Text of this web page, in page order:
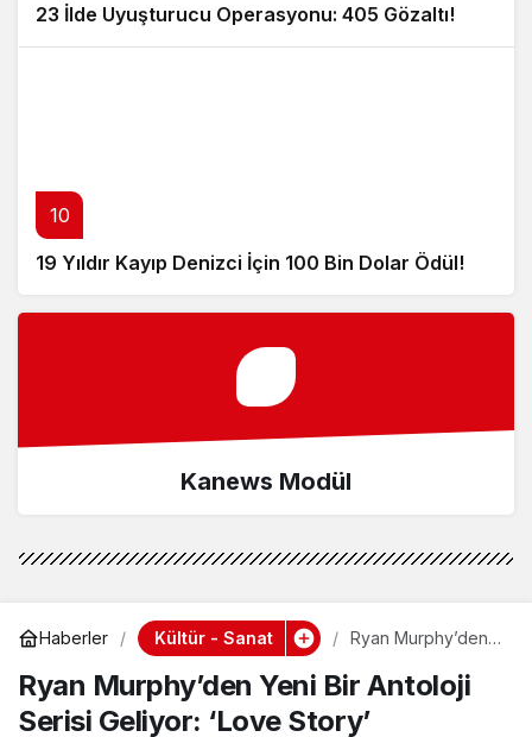
23 İlde Uyuşturucu Operasyonu: 405 Gözaltı!
10
19 Yıldır Kayıp Denizci İçin 100 Bin Dolar Ödül!
Kanews Modül
Haberler Kültür - Sanat
Ryan Murphy’den
Serisi Geliyor:
‘Love Story’
Ryan Murphy’den Yeni Bir Antoloji
Serisi Geliyor: ‘Love Story’